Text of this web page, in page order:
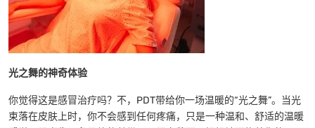
光之舞的神奇体验
你觉得这是感冒治疗吗？不，PDT带给你一场温暖的“光之舞”。当光
束落在皮肤上时，你不会感到任何疼痛，只是一种温和、舒适的温暖